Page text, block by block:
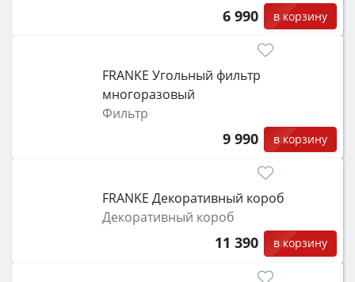
6 990 в корзину
FRANKE Угольный фильтр
многоразовый
Фильтр
9 990 в корзину
FRANKE Декоративный короб
Декоративный короб
11 390 в корзину